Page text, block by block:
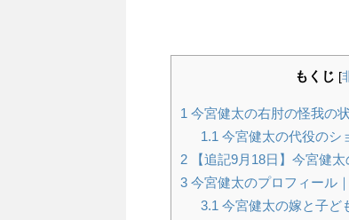
もくじ [
1 今宮健太の右肘の怪我の
1.1 今宮健太の代役のシ
2 【追記9月18日】今宮健
3 今宮健太のプロフィール
3.1 今宮健太の嫁と子ど